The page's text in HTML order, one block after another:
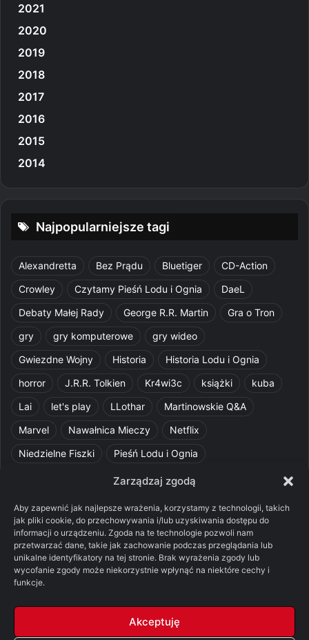
Zarządzaj zgodą
Aby zapewnić jak najlepsze wrażenia, korzystamy z technologii, takich
jak pliki cookie, do przechowywania i/lub uzyskiwania dostępu do
informacji o urządzeniu. Zgoda na te technologie pozwoli nam
przetwarzać dane, takie jak zachowanie podczas przeglądania lub
unikalne identyfikatory na tej stronie. Brak wyrażenia zgody lub
wycofanie zgody może niekorzystnie wpłynąć na niektóre cechy i
funkcje.
Akceptuję
2021
2020
2019
2018
2017
2016
2015
2014
Najpopularniejsze tagi
Alexandretta Bez Prądu Bluetiger
CD-Action
Crowley
Czytamy Pieśń Lodu i Ognia
DaeL
Debaty Małej Rady
George R.R. Martin
Gra o Tron
gry
gry komputerowe
gry wideo
Gwiezdne Wojny
Historia
Historia Lodu i Ognia
horror
J.R.R. Tolkien Kr4wi3c książki
kuba
Lai
let's play LLothar
Martinowskie Q&A
Marvel
Nawałnica Mieczy
Netflix
Niedzielne Fiszki
Pieśń Lodu i Ognia
Pquelim
Pytania do maesterów
recenzja książki
Ród Smoka Silmarillion
SithFrog
Starcie Królów
Star Wars
Szalone Teorie
Tolkienowskie Q&A
Voo
Wieści z Cytadeli